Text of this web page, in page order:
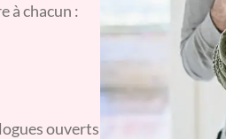
à chacun :
ouverts